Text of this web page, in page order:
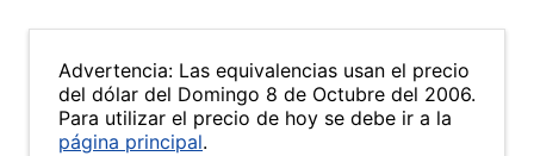
Advertencia: Las equivalencias usan el precio
del dólar del Domingo 8 de Octubre del 2006.
Para utilizar el precio de hoy se debe ir a la
página principal.